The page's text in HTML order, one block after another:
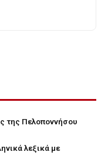
της Πελοποννήσου
λεξικά με